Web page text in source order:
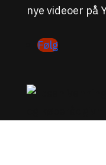
nye videoer på
Følg